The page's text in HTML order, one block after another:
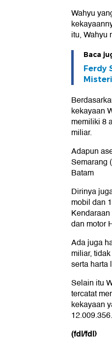
Wahyu
itu, Wahyu
Baca
Ferdy
kekayaan
memiliki 8
miliar.
Adapun
Semarang
Batam
Dirinya
mobil dan
dan motor
Ada juga
miliar,
serta harta
Selain itu
tercatat
kekayaan
(fdl/fdl)